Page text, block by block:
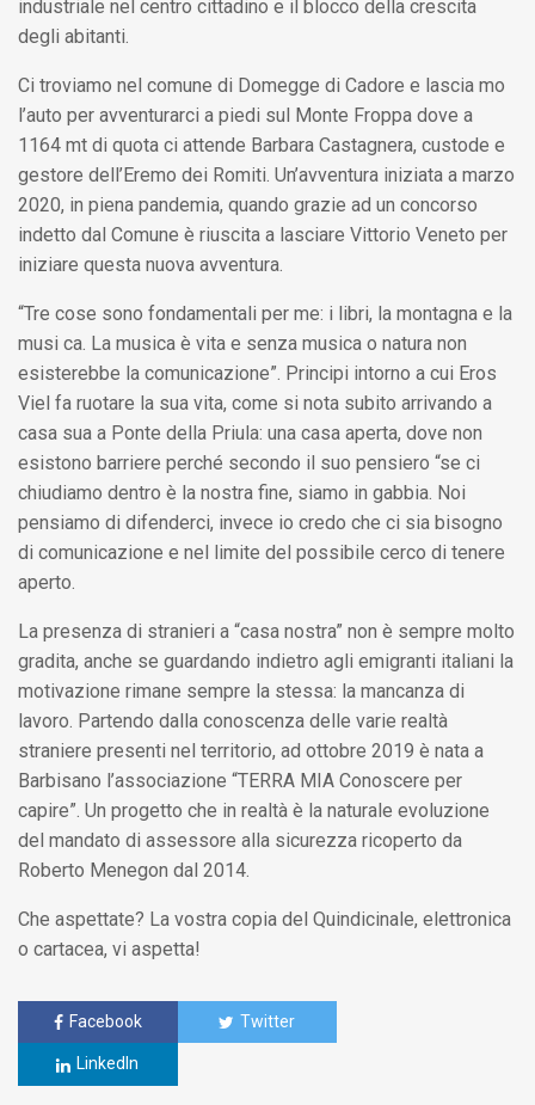
industriale nel centro cittadino e il blocco della crescita
degli abitanti.
Ci troviamo nel comune di Domegge di Cadore e lascia mo
l’auto per avventurarci a piedi sul Monte Froppa dove a
1164 mt di quota ci attende Barbara Castagnera, custode e
gestore dell’Eremo dei Romiti. Un’avventura iniziata a marzo
2020, in piena pandemia, quando grazie ad un concorso
indetto dal Comune è riuscita a lasciare Vittorio Veneto per
iniziare questa nuova avventura.
“Tre cose sono fondamentali per me: i libri, la montagna e la
musi ca. La musica è vita e senza musica o natura non
esisterebbe la comunicazione”. Principi intorno a cui Eros
Viel fa ruotare la sua vita, come si nota subito arrivando a
casa sua a Ponte della Priula: una casa aperta, dove non
esistono barriere perché secondo il suo pensiero “se ci
chiudiamo dentro è la nostra fine, siamo in gabbia. Noi
pensiamo di difenderci, invece io credo che ci sia bisogno
di comunicazione e nel limite del possibile cerco di tenere
aperto.
La presenza di stranieri a “casa nostra” non è sempre molto
gradita, anche se guardando indietro agli emigranti italiani la
motivazione rimane sempre la stessa: la mancanza di
lavoro. Partendo dalla conoscenza delle varie realtà
straniere presenti nel territorio, ad ottobre 2019 è nata a
Barbisano l’associazione “TERRA MIA Conoscere per
capire”. Un progetto che in realtà è la naturale evoluzione
del mandato di assessore alla sicurezza ricoperto da
Roberto Menegon dal 2014.
Che aspettate? La vostra copia del Quindicinale, elettronica
o cartacea, vi aspetta!
Facebook Twitter
LinkedIn